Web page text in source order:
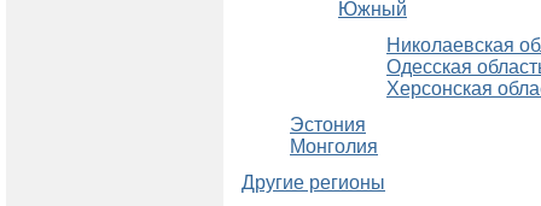
Южный
Николаевская
Одесская
Херсонская
Эстония
Монголия
Другие регионы